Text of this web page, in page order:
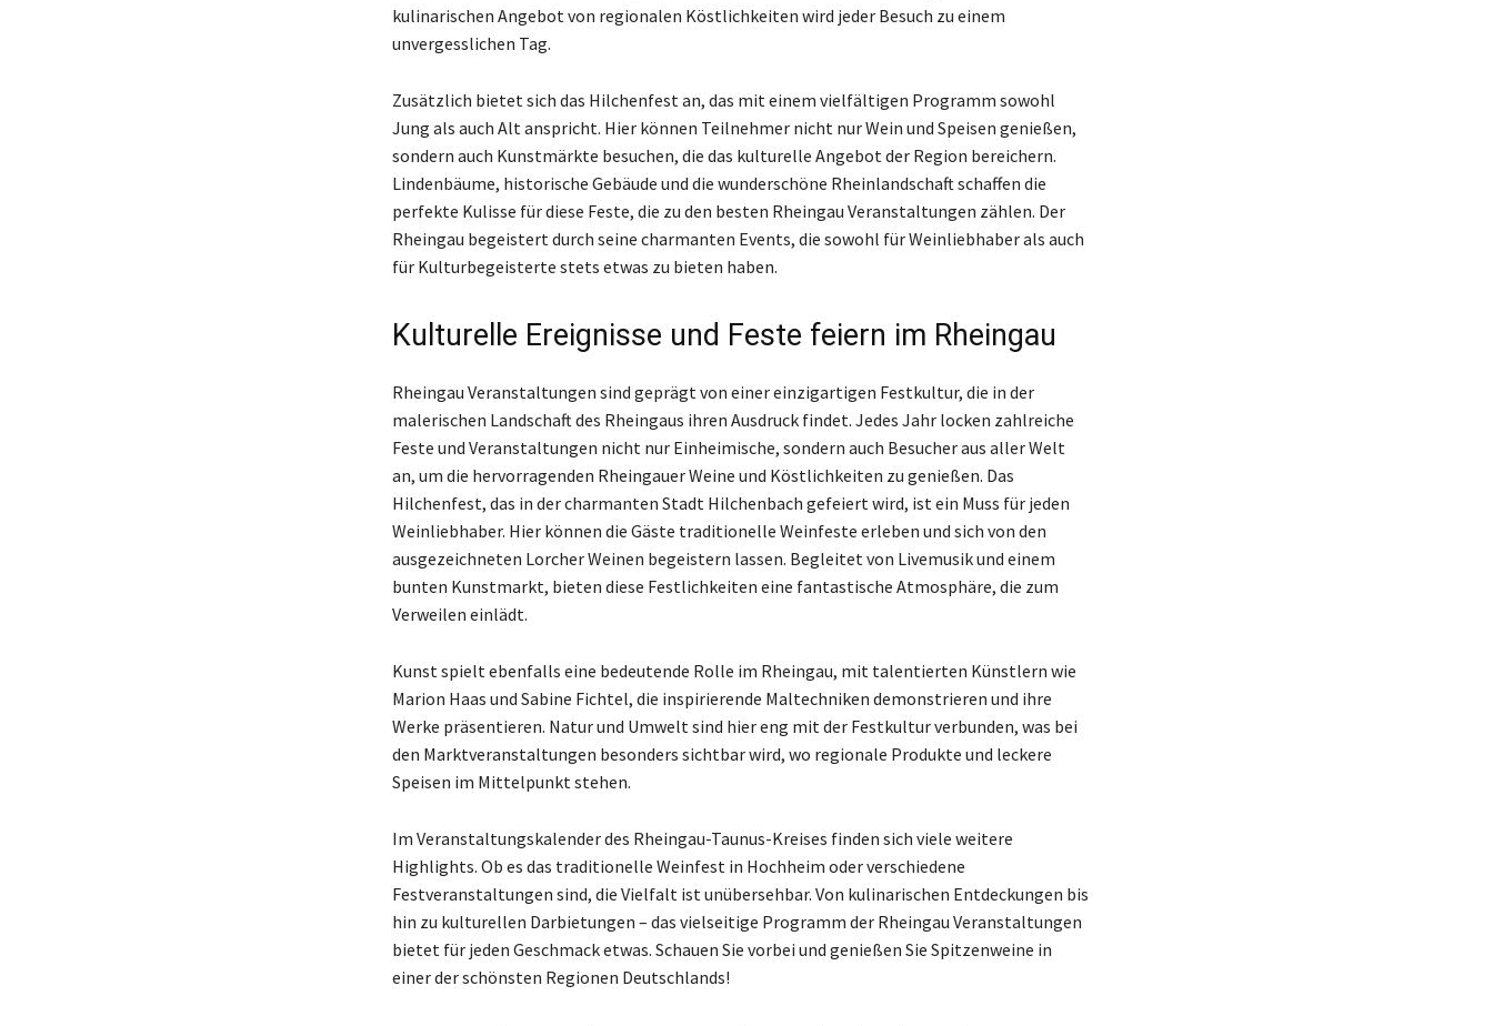
kulinarischen Angebot von regionalen Köstlichkeiten wird jeder Besuch zu einem
unvergesslichen Tag.
Zusätzlich bietet sich das Hilchenfest an, das mit einem vielfältigen Programm sowohl
Jung als auch Alt anspricht. Hier können Teilnehmer nicht nur Wein und Speisen genießen,
sondern auch Kunstmärkte besuchen, die das kulturelle Angebot der Region bereichern.
Lindenbäume, historische Gebäude und die wunderschöne Rheinlandschaft schaffen die
perfekte Kulisse für diese Feste, die zu den besten Rheingau Veranstaltungen zählen. Der
Rheingau begeistert durch seine charmanten Events, die sowohl für Weinliebhaber als auch
für Kulturbegeisterte stets etwas zu bieten haben.
Kulturelle Ereignisse und Feste feiern im Rheingau
Rheingau Veranstaltungen sind geprägt von einer einzigartigen Festkultur, die in der
malerischen Landschaft des Rheingaus ihren Ausdruck findet. Jedes Jahr locken zahlreiche
Feste und Veranstaltungen nicht nur Einheimische, sondern auch Besucher aus aller Welt
an, um die hervorragenden Rheingauer Weine und Köstlichkeiten zu genießen. Das
Hilchenfest, das in der charmanten Stadt Hilchenbach gefeiert wird, ist ein Muss für jeden
Weinliebhaber. Hier können die Gäste traditionelle Weinfeste erleben und sich von den
ausgezeichneten Lorcher Weinen begeistern lassen. Begleitet von Livemusik und einem
bunten Kunstmarkt, bieten diese Festlichkeiten eine fantastische Atmosphäre, die zum
Verweilen einlädt.
Kunst spielt ebenfalls eine bedeutende Rolle im Rheingau, mit talentierten Künstlern wie
Marion Haas und Sabine Fichtel, die inspirierende Maltechniken demonstrieren und ihre
Werke präsentieren. Natur und Umwelt sind hier eng mit der Festkultur verbunden, was bei
den Marktveranstaltungen besonders sichtbar wird, wo regionale Produkte und leckere
Speisen im Mittelpunkt stehen.
Im Veranstaltungskalender des Rheingau-Taunus-Kreises finden sich viele weitere
Highlights. Ob es das traditionelle Weinfest in Hochheim oder verschiedene
Festveranstaltungen sind, die Vielfalt ist unübersehbar. Von kulinarischen Entdeckungen bis
hin zu kulturellen Darbietungen – das vielseitige Programm der Rheingau Veranstaltungen
bietet für jeden Geschmack etwas. Schauen Sie vorbei und genießen Sie Spitzenweine in
einer der schönsten Regionen Deutschlands!